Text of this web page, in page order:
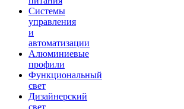
Системы
управления
и
автоматизации
Алюминиевые
профили
Функциональный
свет
Дизайнерский
свет